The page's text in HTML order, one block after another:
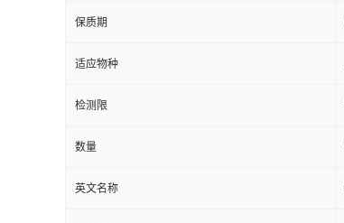
保质期
适应物种
检测限
数量
英文名称